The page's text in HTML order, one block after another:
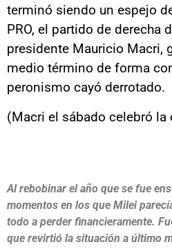
terminó siendo un espejo
PRO, el partido de derecha
presidente Mauricio Macri,
medio término de forma
peronismo cayó derrotado.
(Macri el sábado celebró la
Al rebobinar el año que se fue
momentos en los que Milei
todo a perder financieramente.
que revirtió la situación a último